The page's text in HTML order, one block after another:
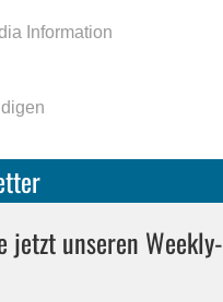
Information
jetzt unseren Weekly-